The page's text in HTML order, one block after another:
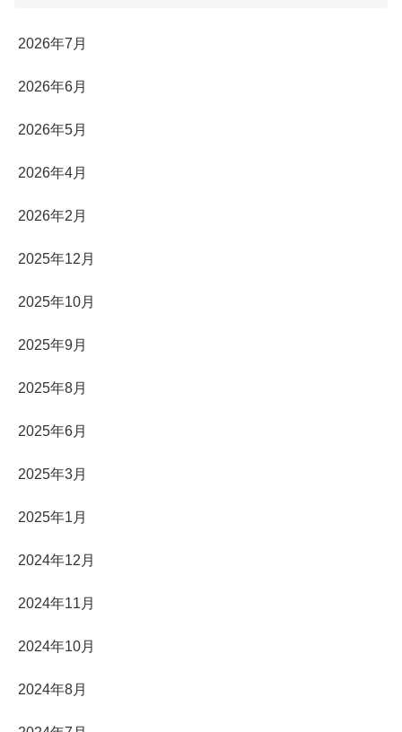
2026年7月
2026年6月
2026年5月
2026年4月
2026年2月
2025年12月
2025年10月
2025年9月
2025年8月
2025年6月
2025年3月
2025年1月
2024年12月
2024年11月
2024年10月
2024年8月